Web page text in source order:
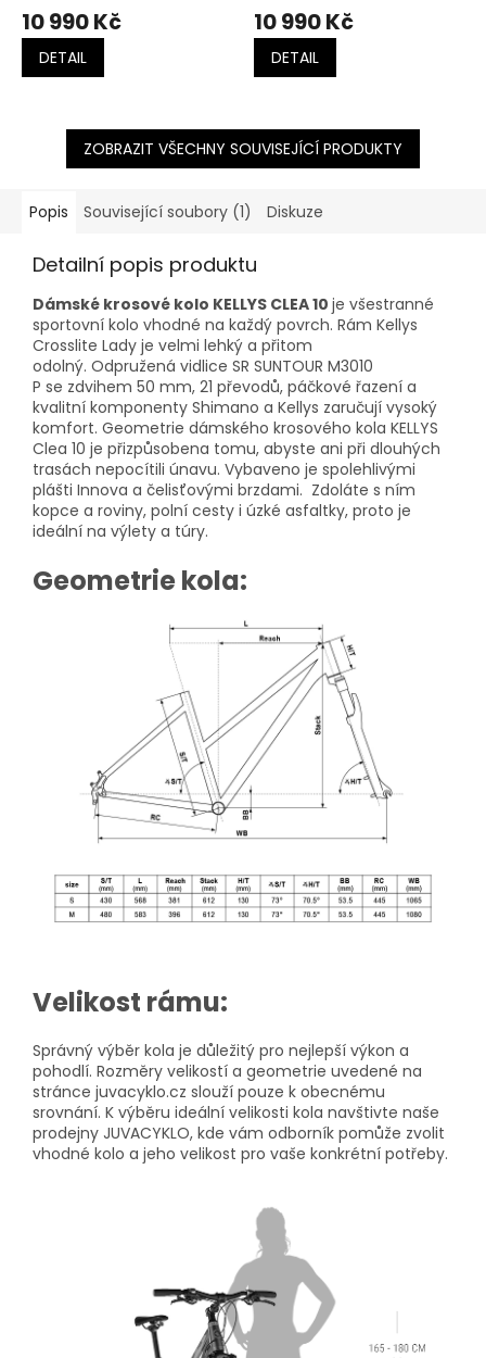
10 990 Kč
DETAIL
10 990 Kč
DETAIL
ZOBRAZIT VŠECHNY SOUVISEJÍCÍ PRODUKTY
Popis Související soubory (1) Diskuze
Detailní popis produktu
Dámské krosové kolo KELLYS CLEA 10 je všestranné
sportovní kolo vhodné na každý povrch. Rám Kellys
Crosslite Lady je velmi lehký a přitom
odolný. Odpružená vidlice SR SUNTOUR M3010
P se zdvihem 50 mm, 21 převodů, páčkové řazení a
kvalitní komponenty Shimano a Kellys zaručují vysoký
komfort. Geometrie dámského krosového kola KELLYS
Clea 10 je přizpůsobena tomu, abyste ani při dlouhých
trasách nepocítili únavu. Vybaveno je spolehlivými
plášti Innova a čelisťovými brzdami. Zdoláte s ním
kopce a roviny, polní cesty i úzké asfaltky, proto je
ideální na výlety a túry.
Geometrie kola:
Velikost rámu:
Správný výběr kola je důležitý pro nejlepší výkon a
pohodlí. Rozměry velikostí a geometrie uvedené na
stránce juvacyklo.cz slouží pouze k obecnému
srovnání. K výběru ideální velikosti kola navštivte naše
prodejny JUVACYKLO, kde vám odborník pomůže zvolit
vhodné kolo a jeho velikost pro vaše konkrétní potřeby.